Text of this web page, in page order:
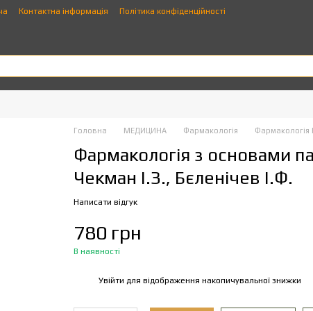
Контактна інформація Політика конфіденційності
Головна МЕДИЦИНА Фармакологія Фармакологія
Фармакологія з основами
Чекман І.З., Бєленічев І.Ф.
Написати відгук
780 грн
В наявності
Увійти для відображення накопичувальної знижки